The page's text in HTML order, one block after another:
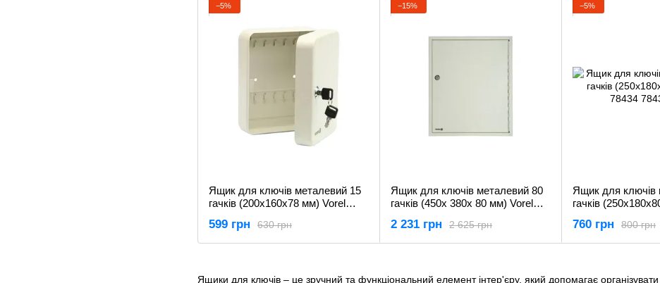
Ящики для ключів – це зручний та функціональний елемент інтер'єру, який допомагає
−5%
Ящик для ключів металевий 15
гачків (200х160х78 мм) Vorel
630 грн
599 грн
−15%
Ящик для ключів металевий 80
гачків (450х 380х 80 мм) Vorel
2 625 грн
2 231 грн
−5%
Ящик для ключів
гачків
800 грн
760 грн